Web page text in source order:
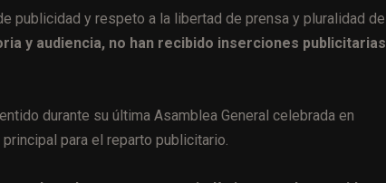
publicidad y respeto a la libertad de prensa y pluralidad de
y audiencia, no han recibido inserciones publicitarias
durante su última Asamblea General celebrada en
para el reparto publicitario.